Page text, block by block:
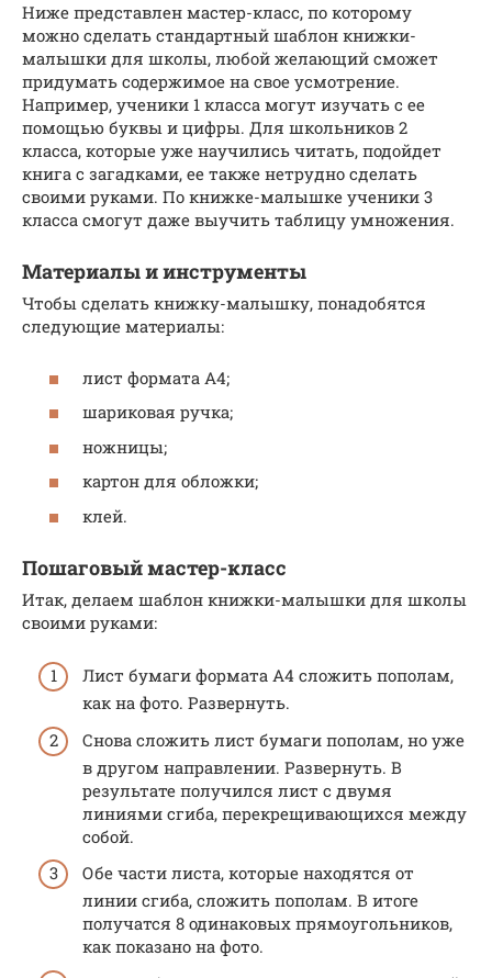
Ниже представлен мастер-класс, по которому
можно сделать стандартный шаблон книжки-
малышки для школы, любой желающий сможет
придумать содержимое на свое усмотрение.
Например, ученики 1 класса могут изучать с ее
помощью буквы и цифры. Для школьников 2
класса, которые уже научились читать, подойдет
книга с загадками, ее также нетрудно сделать
своими руками. По книжке-малышке ученики 3
класса смогут даже выучить таблицу умножения.
Материалы и инструменты
Чтобы сделать книжку-малышку, понадобятся
следующие материалы:
лист формата А4;
шариковая ручка;
ножницы;
картон для обложки;
клей.
Пошаговый мастер-класс
Итак, делаем шаблон книжки-малышки для школы
своими руками:
Лист бумаги формата А4 сложить пополам,
как на фото. Развернуть.
Снова сложить лист бумаги пополам, но уже
в другом направлении. Развернуть. В
результате получился лист с двумя
линиями сгиба, перекрещивающихся между
собой.
Обе части листа, которые находятся от
линии сгиба, сложить пополам. В итоге
получатся 8 одинаковых прямоугольников,
как показано на фото.